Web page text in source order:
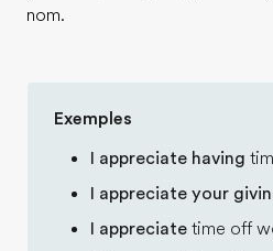
A propos de nous
nom.
Exemples
I appreciate having
I appreciate your
I appreciate time off